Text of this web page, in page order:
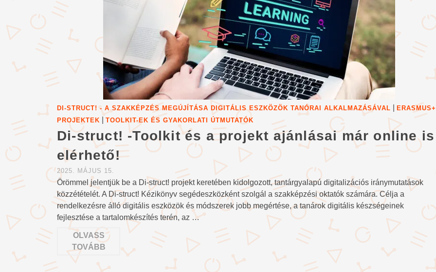
DI-STRUCT! - A SZAKKÉPZÉS MEGÚJÍTÁSA DIGITÁLIS ESZKÖZÖK TANÓRAI ALKALMAZÁSÁVAL
ERASMUS+
PROJEKTEK
TOOLKIT-EK ÉS GYAKORLATI ÚTMUTATÓK
Di-struct! -Toolkit és a projekt ajánlásai már online is
elérhető!
2025. MÁJUS 15.
Örömmel jelentjük be a Di-struct! projekt keretében kidolgozott, tantárgyalapú digitalizációs iránymutatások
közzétételét. A Di-struct! Kézikönyv segédeszközként szolgál a szakképzési oktatók számára. Célja a
rendelkezésre álló digitális eszközök és módszerek jobb megértése, a tanárok digitális készségeinek
fejlesztése a tartalomkészítés terén, az …
OLVASS
TOVÁBB